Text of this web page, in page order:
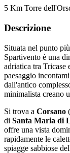
5 Km Torre
Descrizione
Situata nel punto
Spartivento è una
adriatica tra Tricase
paesaggio
dall'antico
minimalista creano
Si trova a Corsano
di Santa Maria di
offre una vista
rapidamente le
spiagge sabbiose